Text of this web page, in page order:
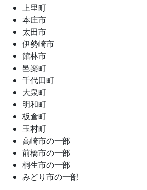
上里町
本庄市
太田市
伊勢崎市
館林市
邑楽町
千代田町
大泉町
明和町
板倉町
玉村町
高崎市の一部
前橋市の一部
桐生市の一部
みどり市の一部